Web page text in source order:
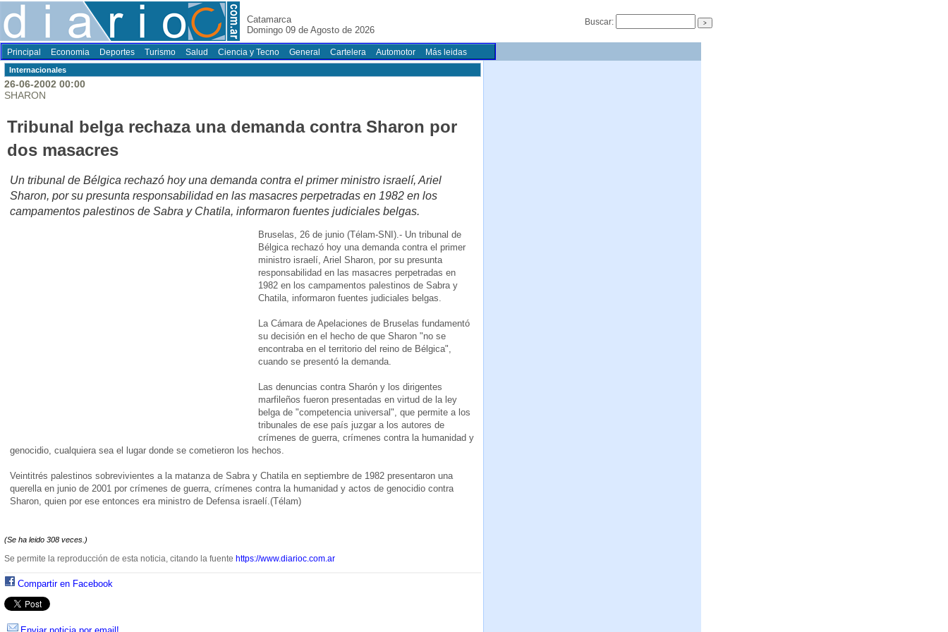
Catamarca
Domingo 09 de Agosto de 2026
Buscar:
Principal Economia Deportes Turismo Salud Ciencia y Tecno General Cartelera Automotor Más leidas
Internacionales
26-06-2002 00:00
SHARON
Tribunal belga rechaza una demanda contra Sharon por
dos masacres
Un tribunal de Bélgica rechazó hoy una demanda contra el primer ministro israelí, Ariel
Sharon, por su presunta responsabilidad en las masacres perpetradas en 1982 en los
campamentos palestinos de Sabra y Chatila, informaron fuentes judiciales belgas.
Bruselas, 26 de junio (Télam-SNI).- Un tribunal de
Bélgica rechazó hoy una demanda contra el primer
ministro israelí, Ariel Sharon, por su presunta
responsabilidad en las masacres perpetradas en
1982 en los campamentos palestinos de Sabra y
Chatila, informaron fuentes judiciales belgas.
La Cámara de Apelaciones de Bruselas fundamentó
su decisión en el hecho de que Sharon "no se
encontraba en el territorio del reino de Bélgica",
cuando se presentó la demanda.
Las denuncias contra Sharón y los dirigentes
marfileños fueron presentadas en virtud de la ley
belga de "competencia universal", que permite a los
tribunales de ese país juzgar a los autores de
crímenes de guerra, crímenes contra la humanidad y
genocidio, cualquiera sea el lugar donde se cometieron los hechos.
Veintitrés palestinos sobrevivientes a la matanza de Sabra y Chatila en septiembre de 1982 presentaron una
querella en junio de 2001 por crímenes de guerra, crímenes contra la humanidad y actos de genocidio contra
Sharon, quien por ese entonces era ministro de Defensa israelí.(Télam)
(Se ha leido 308 veces.)
Se permite la reproducción de esta noticia, citando la fuente https://www.diarioc.com.ar
Compartir en Facebook